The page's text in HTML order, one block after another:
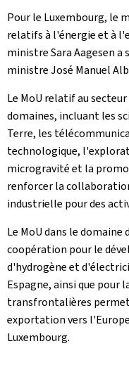
Pour le Luxembourg, le
relatifs à l'énergie et à
ministre Sara Aagesen a
ministre José Manuel
Le MoU relatif au
domaines, incluant les
Terre, les
technologique,
microgravité et la
renforcer la
industrielle pour des
Le MoU dans le
coopération pour le
d'hydrogène et
Espagne, ainsi que
transfrontalières
exportation vers
Luxembourg.